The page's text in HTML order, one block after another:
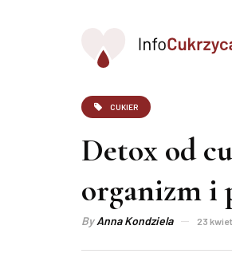
CUKIER
Detox od
organizm i
ByAnna Kondziela 23